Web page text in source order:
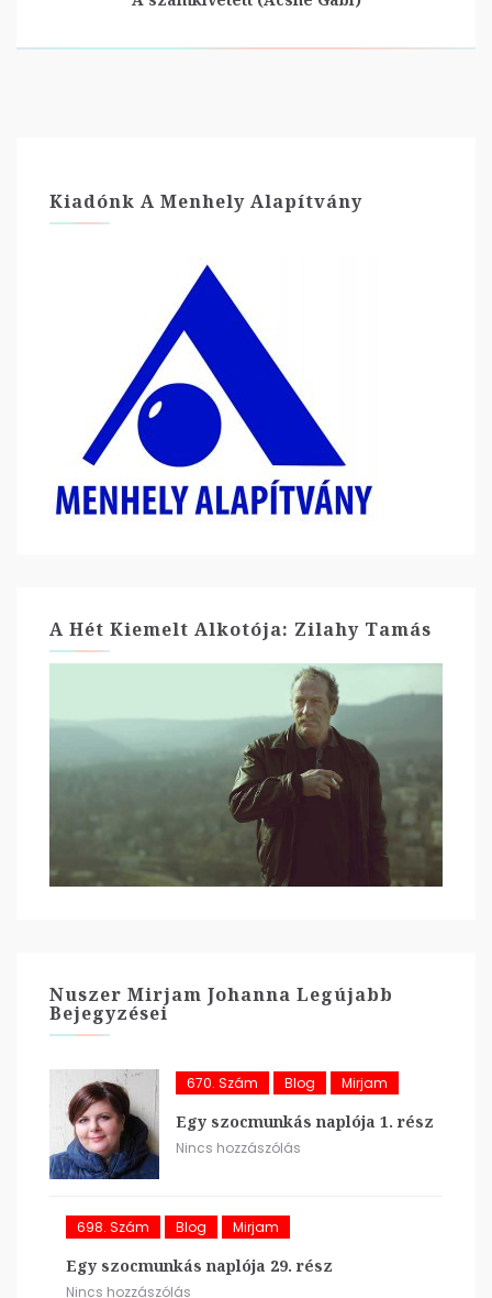
Kiadónk A Menhely Alapítvány
A Hét Kiemelt Alkotója: Zilahy Tamás
Nuszer Mirjam Johanna Legújabb
Bejegyzései
670. Szám Blog Mirjam
Egy szocmunkás naplója 1. rész
Nincs hozzászólás
698. Szám Blog Mirjam
Egy szocmunkás naplója 29. rész
Nincs hozzászólás